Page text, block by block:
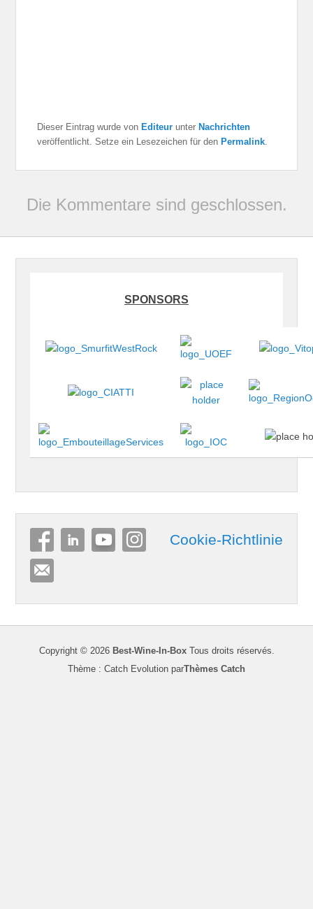
Dieser Eintrag wurde von Editeur unter Nachrichten
veröffentlicht. Setze ein Lesezeichen für den Permalink.
Die Kommentare sind geschlossen.
SPONSORS
Cookie-Richtlinie
Copyright © 2026 Best-Wine-In-BoxTous droits réservés.
Thème : Catch Evolution parThèmes Catch